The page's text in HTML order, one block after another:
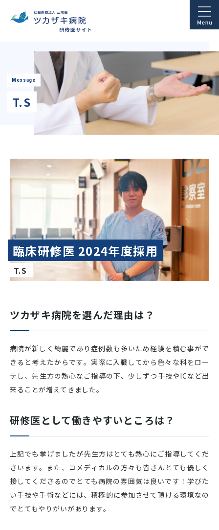
Message
T.S
臨床研修医 2024年度採用
T.S
ツカザキ病院を選んだ理由は？
病院が新しく綺麗であり症例数も多いため経験を積む事がで
きると考えたからです。実際に入職してから色々な科をロー
テし、先生方の熱心なご指導の下、少しずつ手技やICなど出
来ることが増えてきました。
研修医として働きやすいところは？
上記でも挙げましたが先生方はとても熱心にご指導してくだ
さいます。また、コメディカルの方々も皆さんとても優しく
接してくださるのでとても病院の雰囲気は良いです！学びた
い手技や手術などには、積極的に参加させて頂ける環境なの
でとてもやりがいがあります。